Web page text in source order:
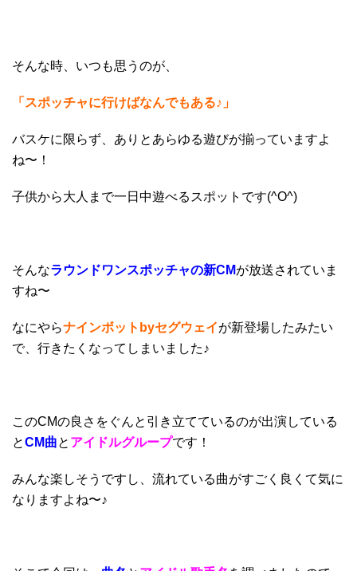
そんな時、いつも思うのが、
「スポッチャに行けばなんでもある♪」
バスケに限らず、ありとあらゆる遊びが揃っていますよ
ね〜！
子供から大人まで一日中遊べるスポットです(^O^)
そんなラウンドワンスポッチャの新CMが放送されていま
すね〜
なにやらナインボットbyセグウェイが新登場したみたい
で、行きたくなってしまいました♪
このCMの良さをぐんと引き立てているのが出演している
とCM曲と アイドルグループです！
みんな楽しそうですし、流れている曲がすごく良くて気に
なりますよね〜♪